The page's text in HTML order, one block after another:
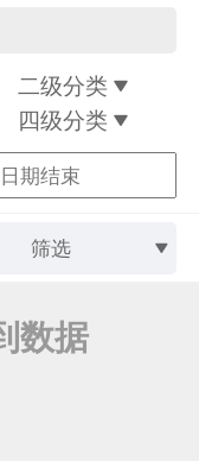
二级分类
四级分类
筛选
数据